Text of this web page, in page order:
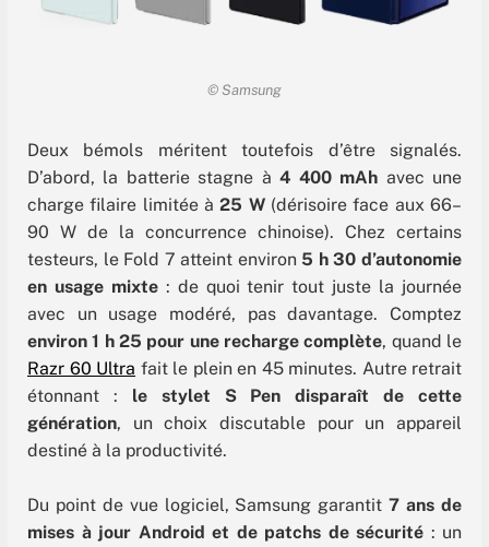
© Samsung
Deux bémols méritent toutefois d’être signalés.
D’abord, la batterie stagne à4 400 mAh avec une
charge filaire limitée à25 W(dérisoire face aux 66–
90 W de la concurrence chinoise). Chez certains
testeurs, le Fold 7 atteint environ 5 h 30 d’autonomie
en usage mixte: de quoi tenir tout juste la journée
avec un usage modéré, pas davantage. Comptez
environ 1 h 25 pour une recharge complète, quand le
Razr 60 Ultra fait le plein en 45 minutes. Autre retrait
étonnant : le stylet S Pen disparaît de cette
génération, un choix discutable pour un appareil
destiné à la productivité.
Du point de vue logiciel, Samsung garantit7 ans de
mises à jour Android et de patchs de sécurité : un